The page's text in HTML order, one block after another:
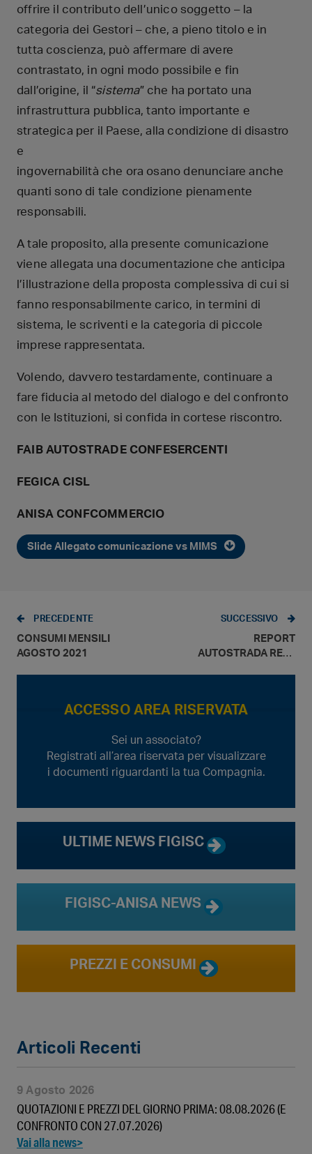
offrire il contributo dell’unico soggetto – la
categoria dei Gestori – che, a pieno titolo e in
tutta coscienza, può affermare di avere
contrastato, in ogni modo possibile e fin
dall’origine, il “sistema” che ha portato una
infrastruttura pubblica, tanto importante e
strategica per il Paese, alla condizione di disastro
e
ingovernabilità che ora osano denunciare anche
quanti sono di tale condizione pienamente
responsabili.
A tale proposito, alla presente comunicazione
viene allegata una documentazione che anticipa
l’illustrazione della proposta complessiva di cui si
fanno responsabilmente carico, in termini di
sistema, le scriventi e la categoria di piccole
imprese rappresentata.
Volendo, davvero testardamente, continuare a
fare fiducia al metodo del dialogo e del confronto
con le Istituzioni, si confida in cortese riscontro.
FAIB AUTOSTRADE CONFESERCENTI
FEGICA CISL
ANISA CONFCOMMERCIO
Slide Allegato comunicazione vs MIMS
PRECEDENTE
CONSUMI MENSILI
AGOSTO 2021
SUCCESSIVO
REPORT
AUTOSTRADA RETE
ACCESSO AREA RISERVATA
Sei un associato?
Registrati all’area riservata per visualizzare
i documenti riguardanti la tua Compagnia.
ULTIME NEWS FIGISC
FIGISC-ANISA NEWS
PREZZI E CONSUMI
Articoli Recenti
QUOTAZIONI E PREZZI DEL GIORNO PRIMA: 08.08.2026 (E
CONFRONTO CON 27.07.2026)
9 Agosto 2026